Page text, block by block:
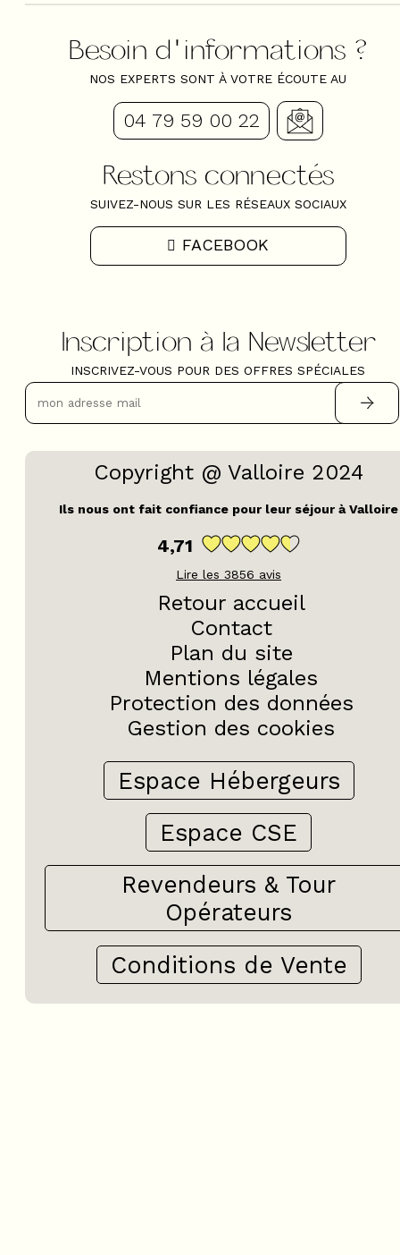
Besoin d'informations ?
NOS EXPERTS SONT À VOTRE ÉCOUTE AU
04 79 59 00 22
Restons connectés
SUIVEZ-NOUS SUR LES RÉSEAUX SOCIAUX
FACEBOOK
Inscription à la Newsletter
INSCRIVEZ-VOUS POUR DES OFFRES SPÉCIALES
Copyright @ Valloire 2024
Ils nous ont fait confiance pour leur séjour à Valloire
4,71
Lire les 3856 avis
Retour accueil
Contact
Plan du site
Mentions légales
Protection des données
Gestion des cookies
Espace Hébergeurs
Espace CSE
Revendeurs & Tour
Opérateurs
Conditions de Vente